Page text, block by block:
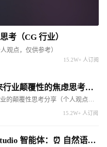
考（CG 行业）
观点，仅供参考）
15.2W+ 人订阅
AI 对未来行业颠覆性的焦虑思考（CG 行业）
AI 对创意行业的颠覆性思考分享（个人观点，仅供参考）
15.2W+ 人订阅
Cherry Studio 智能体：⏰ 自然语言对话开发 Blender LLM 插件 ⚠️⚠️⚠️